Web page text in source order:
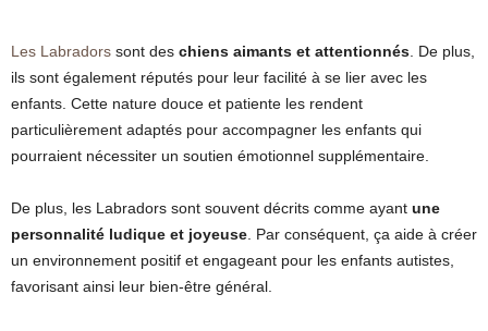
Les Labradors sont des chiens aimants et attentionnés . De plus,
ils sont également réputés pour leur facilité à se lier avec les
enfants. Cette nature douce et patiente les rendent
particulièrement adaptés pour accompagner les enfants qui
pourraient nécessiter un soutien émotionnel supplémentaire.
De plus, les Labradors sont souvent décrits comme ayant une
personnalité ludique et joyeuse . Par conséquent, ça aide à créer
un environnement positif et engageant pour les enfants autistes,
favorisant ainsi leur bien-être général.